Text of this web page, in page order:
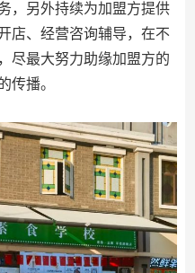
，另外持续为加盟方提供
店、经营咨询辅导，在不
尽最大努力助缘加盟方的
传播。